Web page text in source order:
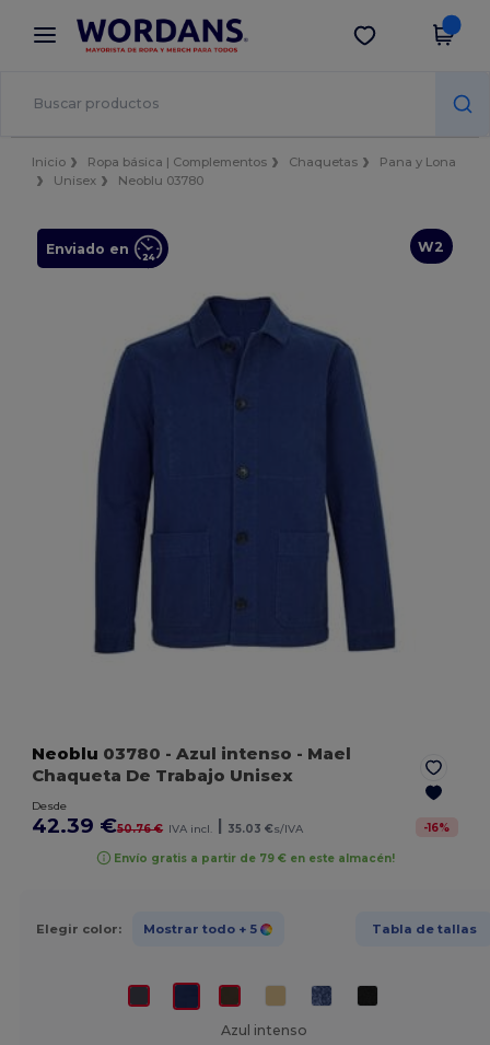
× App de Wordans
¡Mejores precios en app!
Descargar app
Inicio Ropa básica | Complementos Chaquetas
Pana y Lona
Unisex
Neoblu 03780
W2
Enviado en
Neoblu 03780 - Azul intenso - Mael
Chaqueta De Trabajo Unisex
Desde
42.39 €50.76 € IVA incl. 35.03 €s/IVA -16%
Envío gratis a partir de 79 € en este almacén!
Elegir color: Mostrar todo + 5 Tabla de tallas
Azul intenso